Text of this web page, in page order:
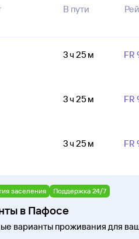
В пути
3 ч 25 м FR
3 ч 25 м FR
3 ч 25 м FR
заселения Поддержка 24/7
в Пафосе
варианты проживания для